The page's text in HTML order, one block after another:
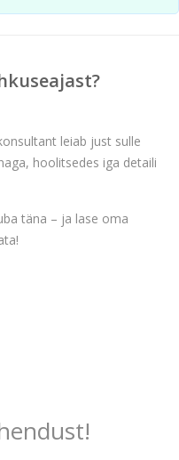
leiab just sulle
hoolitsedes iga detaili
täna – ja lase oma